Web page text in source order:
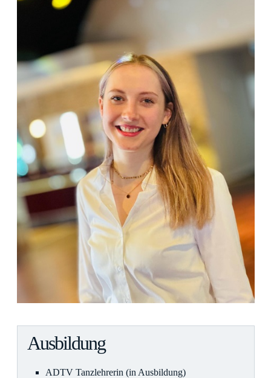
Ausbildung
ADTV Tanzlehrerin (in Ausbildung)